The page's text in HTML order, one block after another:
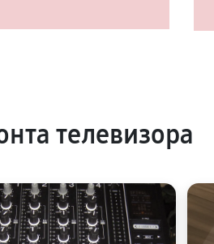
телевизора